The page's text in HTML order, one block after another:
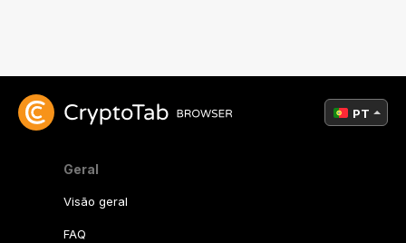
Geral
Visão geral
FAQ
PT